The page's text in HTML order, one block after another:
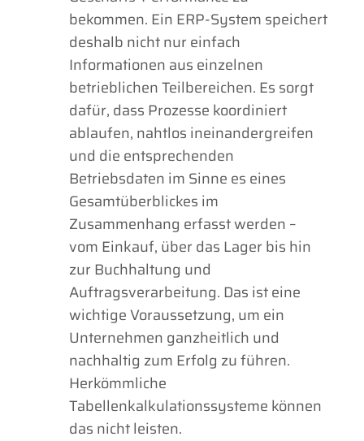
bekommen. Ein ERP-System speichert
deshalb nicht nur einfach
Informationen aus einzelnen
betrieblichen Teilbereichen. Es sorgt
dafür, dass Prozesse koordiniert
ablaufen, nahtlos ineinandergreifen
und die entsprechenden
Betriebsdaten im Sinne es eines
Gesamtüberblickes im
Zusammenhang erfasst werden –
vom Einkauf, über das Lager bis hin
zur Buchhaltung und
Auftragsverarbeitung. Das ist eine
wichtige Voraussetzung, um ein
Unternehmen ganzheitlich und
nachhaltig zum Erfolg zu führen.
Herkömmliche
Tabellenkalkulationssysteme können
das nicht leisten.